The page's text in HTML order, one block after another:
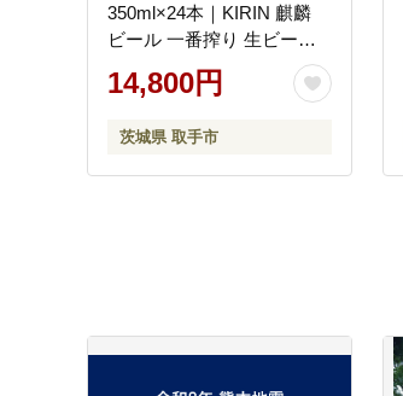
350ml×24本｜KIRIN 麒麟
ビール 一番搾り 生ビール
最短翌日 スピード発送 茨
城県 取手市（ZC001-1）
14,800円
茨城県 取手市